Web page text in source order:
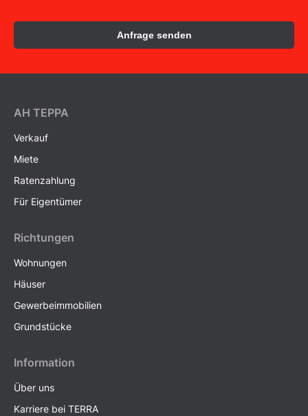
Anfrage senden
AH ТEPPA
Verkauf
Miete
Ratenzahlung
Für Eigentümer
Richtungen
Wohnungen
Häuser
Gewerbeimmobilien
Grundstücke
Information
Über uns
Karriere bei TERRA